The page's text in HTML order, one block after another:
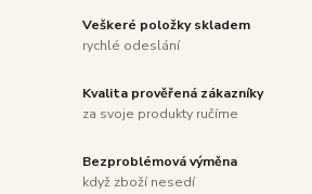
Veškeré položky skladem
rychlé odeslání
Kvalita prověřená zákazníky
za svoje produkty ručíme
Bezproblémová výměna
když zboží nesedí